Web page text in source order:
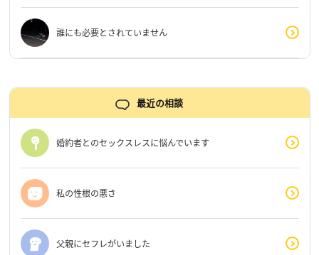
誰にも必要とされていません
最近の相談
婚約者とのセックスレスに悩んでいます
私の性根の悪さ
父親にセフレがいました